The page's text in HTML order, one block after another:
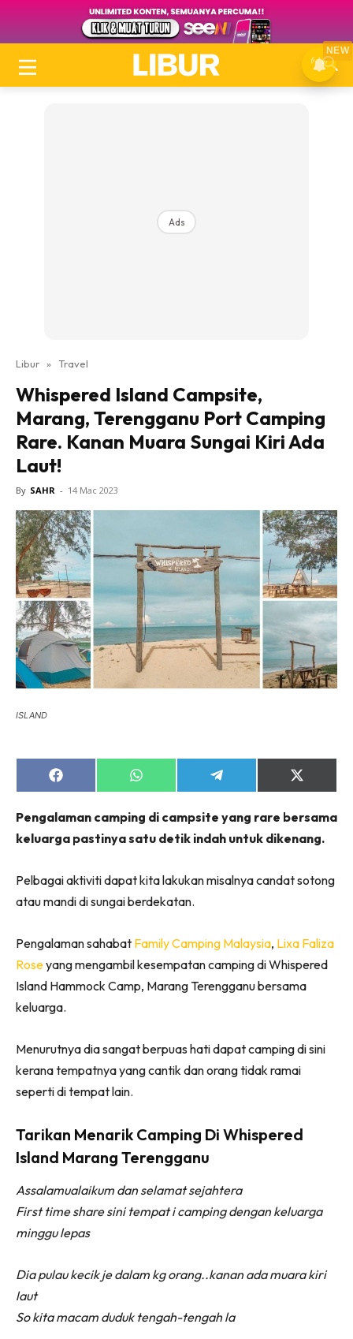
Ads
Libur » Travel
Whispered Island Campsite,
Marang, Terengganu Port Camping
Rare. Kanan Muara Sungai Kiri Ada
Laut!
By SAHR - 14 Mac 2023
ISLAND
Share
on
Share
on
Share
on
Share
on
(Twitter)
Pengalaman camping di campsite yang rare bersama
keluarga pastinya satu detik indah untuk dikenang.
Pelbagai aktiviti dapat kita lakukan misalnya candat sotong
atau mandi di sungai berdekatan.
Pengalaman sahabat Family Camping Malaysia, Lixa Faliza
Roseyang mengambil kesempatan camping di Whispered
Island Hammock Camp, Marang Terengganu bersama
keluarga.
Menurutnya dia sangat berpuas hati dapat camping di sini
kerana tempatnya yang cantik dan orang tidak ramai
seperti di tempat lain.
Tarikan Menarik Camping Di Whispered
Island Marang Terengganu
Assalamualaikum dan selamat sejahtera
First time share sini tempat i camping dengan keluarga
minggu lepas
Dia pulau kecik je dalam kg orang..kanan ada muara kiri
laut
So kita macam duduk tengah-tengah la
NEW